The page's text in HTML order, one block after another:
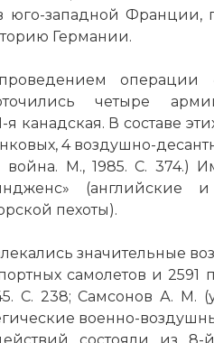
юго-западной Франции,
Германии.
операции
четыре
канадская. В составе
4 воздушно-
М., 1985. С. 374.)
(английские и
пехоты).
значительные
самолетов и 2591
С. 238; Самсонов А. М.
военно-
мирные жители
солдата.
статьи: